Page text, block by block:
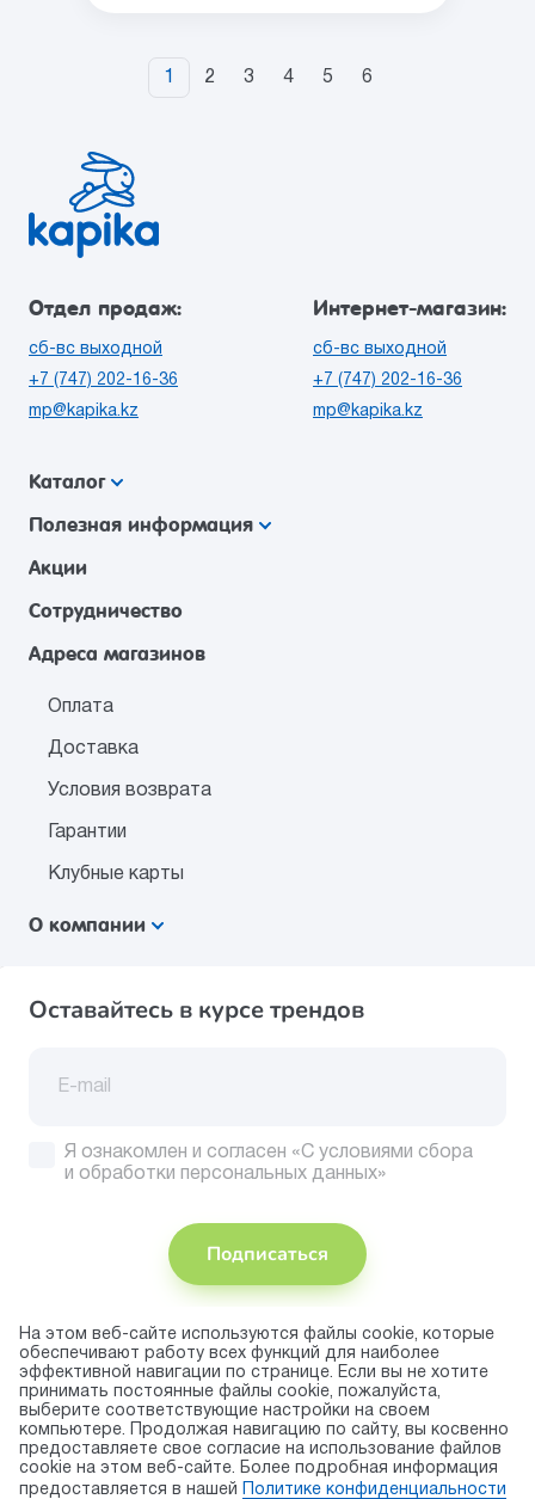
На этом веб-сайте используются файлы cookie, которые
обеспечивают работу всех функций для наиболее
эффективной навигации по странице. Если вы не хотите
принимать постоянные файлы cookie, пожалуйста,
выберите соответствующие настройки на своем
компьютере. Продолжая навигацию по сайту, вы косвенно
предоставляете свое согласие на использование файлов
cookie на этом веб-сайте. Более подробная информация
предоставляется в нашей
Политике конфиденциальности
1 2 3 4 5 6
Отдел продаж:
сб-вс выходной
+7 (747) 202-16-36
mp@kapika.kz
Интернет-магазин:
сб-вс выходной
+7 (747) 202-16-36
mp@kapika.kz
Каталог
Акции
Сотрудничество
Адреса магазинов
Полезная информация
Оплата
Доставка
Условия возврата
Гарантии
Клубные карты
О компании
Оставайтесь в курсе трендов
Я ознакомлен и согласен «С условиями сбора
и обработки персональных данных»
Подписаться
Присоединяйтесь
Принимаем
к оплате